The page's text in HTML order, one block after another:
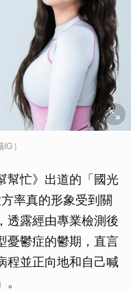
）
幫忙》出道的「國光
率真的形象受到關
透露經由專業檢測後
憂鬱症的鬱期，直言
程並正向地和自己喊